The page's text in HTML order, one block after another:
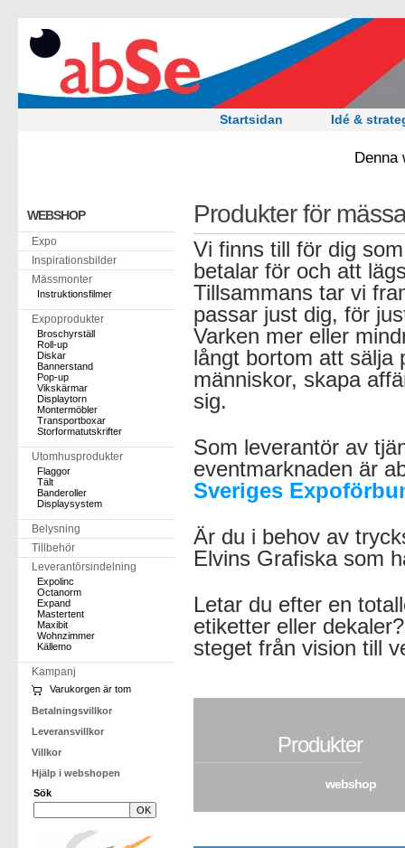
Startsidan Idé &
Denna
WEBSHOP
Expo
Inspirationsbilder
Mässmonter
Instruktionsfilmer
Expoprodukter
Broschyrställ
Roll-up
Diskar
Bannerstand
Pop-up
Vikskärmar
Displaytorn
Montermöbler
Transportboxar
Storformatutskrifter
Utomhusprodukter
Flaggor
Tält
Banderoller
Displaysystem
Belysning
Tillbehör
Leverantörsindelning
Expolinc
Octanorm
Expand
Mastertent
Maxibit
Wohnzimmer
Källemo
Kampanj
Varukorgen är tom
Betalningsvillkor
Leveransvillkor
Villkor
Hjälp i webshopen
Sök
Produkter för
Vi finns till för dig
betalar för och att
Tillsammans tar vi
passar just dig, för
Varken mer eller
långt bortom att sälja
människor, skapa
sig.
Som leverantör av
eventmarknaden är
Sveriges
Är du i behov av
Elvins Grafiska som
Letar du efter en
etiketter eller
steget från vision till
Produkter
webshop